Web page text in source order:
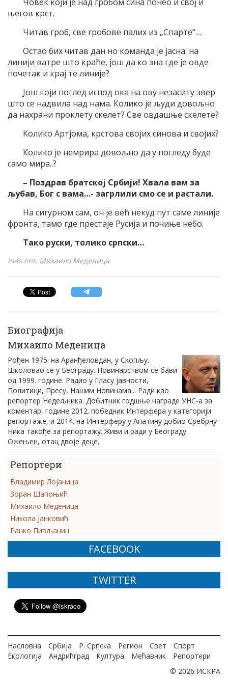
његов крст.
Читав гроб, све гробове палих из „Спарте“…
Остао бих читав дан но команда је јасна: на
линији ватре што краће, још да ко зна где је овде
почетак и крај те линије?
Још који поглед испод ока на ову незаситу звер
што се надвила над нама. Колико је људи довољно
да нахрани проклету скелет? Све овдашње скелете?
Колико Артјома, крстова својих синова и својих?
Колико је немрира довољно да у погледу буде
само мира..?
– Поздрав братској Србији! Хвала вам за
љубав, Бог с вама…- загрлили смо се и растали.
На сигурном сам, он је већ некуд пут саме линије
фронта, тамо где престаје Русија и почиње небо.
Тако руски, толико српски…
in4s.net, Михаило Меденица
Биографија
Михаило Меденица
Рођен 1975. на Аранђеловдан, у Скопљу.
Школовао се у Београду. Новинарством се бави
од 1999. године. Радио у Гласу јавности,
Политици, Пресу, Нашим Новинама... Ради као
репортер Недељника. Добитник годшње награде УНС-а за
коментар, године 2012. победник Интерфера у категорији
репортаже, и 2014. на Интерферу у Апатину добио Сребрну
Ника такође за репортажу. Живи и ради у Београду.
Ожењен, отац двоје деце.
Репортери
Владимир Лојаница
Зоран Шапоњић
Михаило Меденица
Никола Јанковић
Ранко Пивљанин
FACEBOOK
TWITTER
Насловна Србија Р. Српска Регион Свет
Спорт
Екологија
Андрићград Култура Мећавник
Репортери
© 2026 ИСКРА